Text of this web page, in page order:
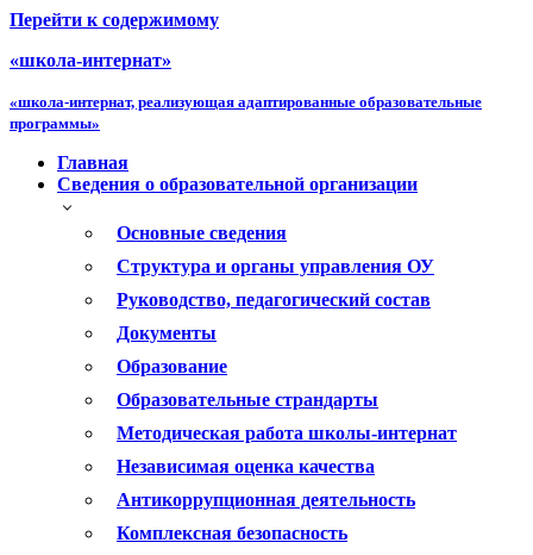
Перейти к содержимому
«школа-интернат»
«школа-интернат, реализующая адаптированные образовательные
программы»
Главная
Сведения о образовательной организации
Основные сведения
Структура и органы управления ОУ
Руководство, педагогический состав
Документы
Образование
Образовательные страндарты
Методическая работа школы-интернат
Независимая оценка качества
Антикоррупционная деятельность
Комплексная безопасность